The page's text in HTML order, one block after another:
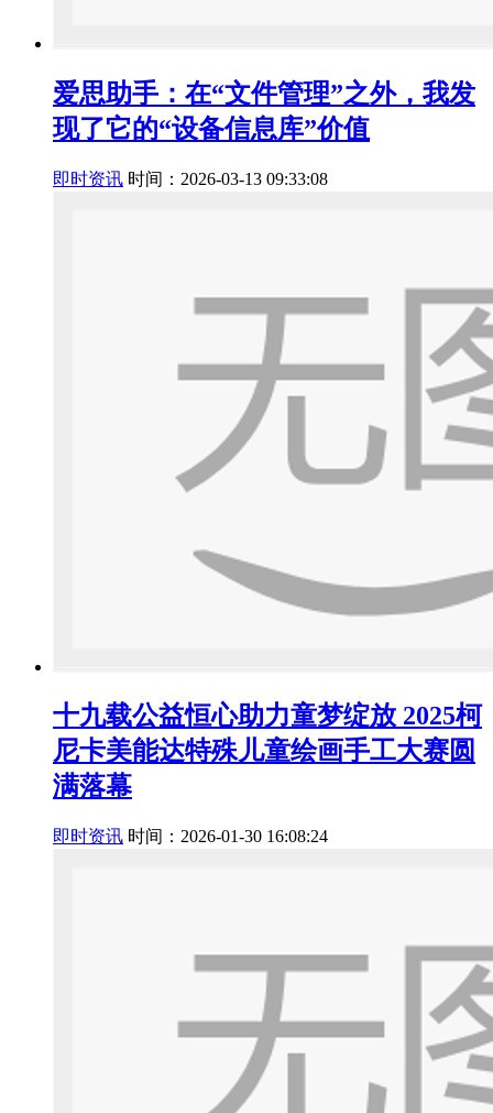
爱思助手：在“文件管理”之外，我发
现了它的“设备信息库”价值
即时资讯 时间：2026-03-13 09:33:08
十九载公益恒心助力童梦绽放 2025柯
尼卡美能达特殊儿童绘画手工大赛圆
满落幕
即时资讯 时间：2026-01-30 16:08:24